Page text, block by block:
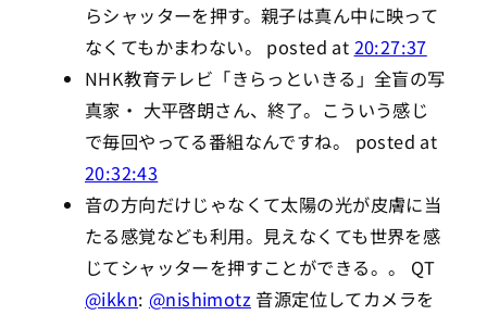
らシャッターを押す。親子は真ん中に映って
なくてもかまわない。 posted at 20:27:37
NHK教育テレビ「きらっといきる」全盲の写
真家・ 大平啓朗さん、終了。こういう感じ
で毎回やってる番組なんですね。 posted at
20:32:43
音の方向だけじゃなくて太陽の光が皮膚に当
たる感覚なども利用。見えなくても世界を感
じてシャッターを押すことができる。。 QT
@ikkn: @nishimotz 音源定位してカメラを